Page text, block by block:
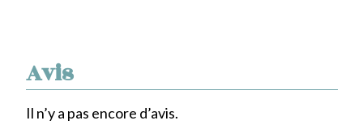
Avis
Il n’y a pas encore d’avis.